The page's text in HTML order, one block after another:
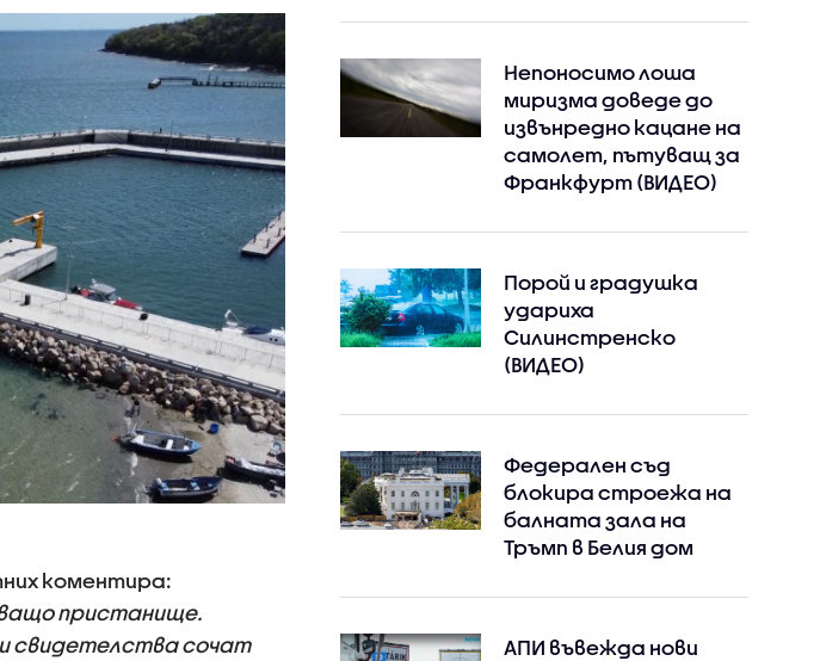
коментира:
пристанище.
свидетелства сочат
Непоносимо лоша
миризма доведе до
извънредно кацане на
самолет, пътуващ за
Франкфурт (ВИДЕО)
Порой и градушка
удариха
Силинстренско
(ВИДЕО)
Федерален съд
блокира строежа на
балната зала на
Тръмп в Белия дом
АПИ въвежда нови